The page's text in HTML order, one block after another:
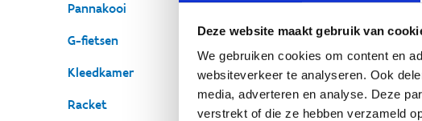
Deze website maakt gebruik van
We gebruiken cookies om content en
websiteverkeer te analyseren. Ook
media, adverteren en analyse. Deze
verstrekt of die ze hebben verzameld
Pannakooi
G-fietsen
Kleedkamer
Racket
Op
voor
Zoek je een
je sportclub